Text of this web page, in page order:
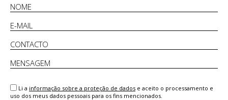
Li a informação sobre a proteção de dados e aceito o processamento e
uso dos meus dados pessoais para os fins mencionados.